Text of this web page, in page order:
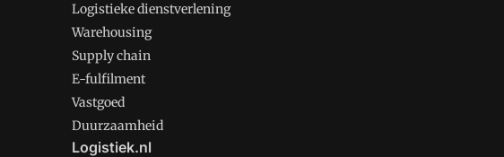
Logistieke dienstverlening
Warehousing
Supply chain
E-fulfilment
Vastgoed
Duurzaamheid
Logistiek.nl